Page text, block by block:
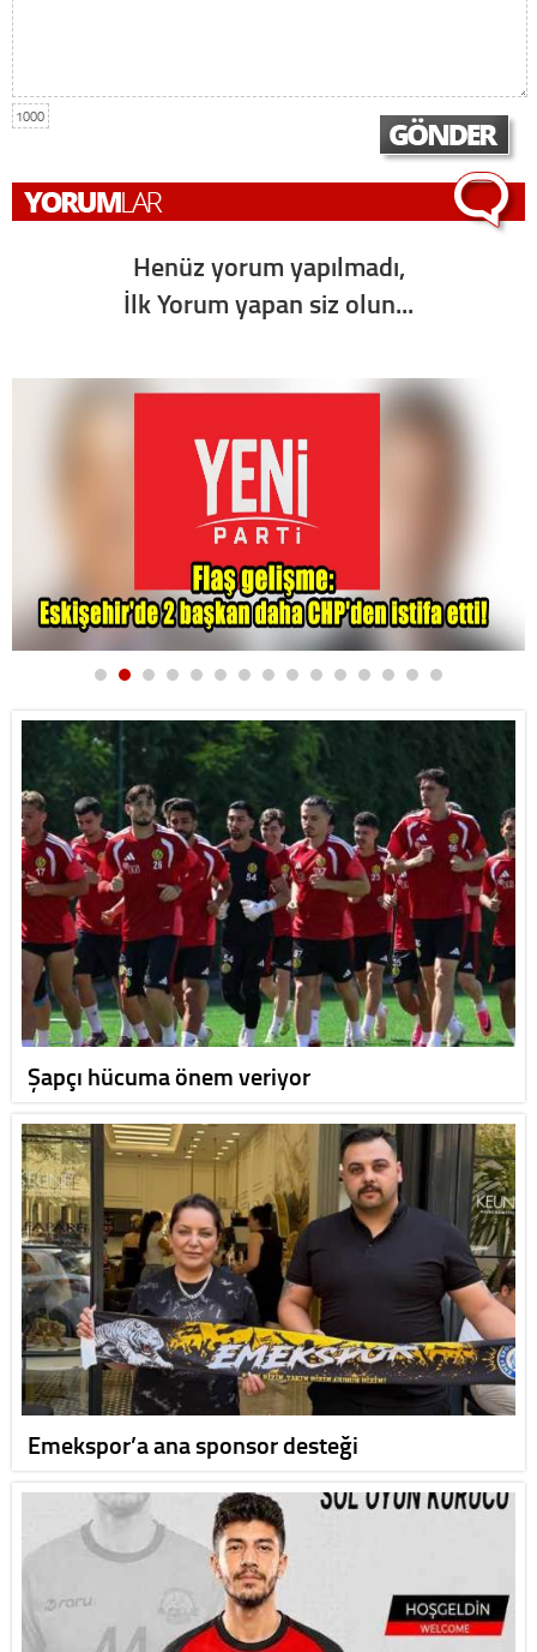
1000
Henüz yorum yapılmadı,
İlk Yorum yapan siz olun...
Şapçı hücuma önem veriyor
Emekspor’a ana sponsor desteği